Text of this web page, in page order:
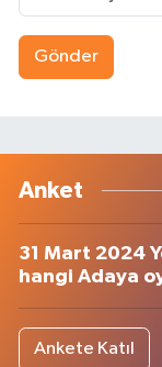
Gönder
Anket
31 Mart 2024
hangi Adaya
Ankete Katıl